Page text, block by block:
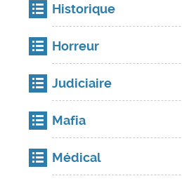
Historique
Horreur
Judiciaire
Mafia
Médical